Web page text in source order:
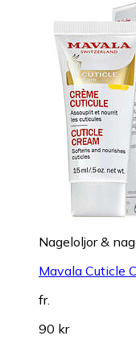
Nageloljor &
Mavala Cuticle
fr.
90 kr